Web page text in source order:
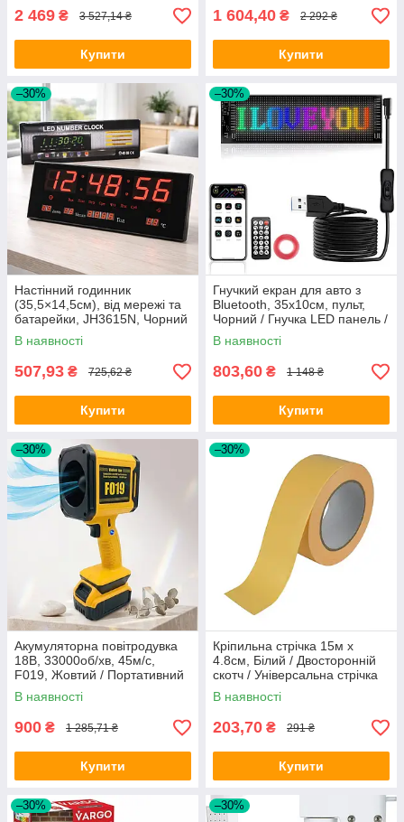
2 469 ₴ 3 527,14 ₴
Купити
1 604,40 ₴ 2 292 ₴
Купити
–30%
Настінний годинник
(35,5×14,5см), від мережі та
батарейки, JH3615N, Чорний
/ Електронний настільний
годинник
В наявності
507,93 ₴ 725,62 ₴
Купити
–30%
Гнучкий екран для авто з
Bluetooth, 35х10см, пульт,
Чорний / Гнучка LED панель /
Світлодіодна панель LED
В наявності
803,60 ₴ 1 148 ₴
Купити
–30%
Акумуляторна повітродувка
18В, 33000об/хв, 45м/с,
F019, Жовтий / Портативний
турбовентилятор / Ручний
повітродув акумуляторний
В наявності
900 ₴ 1 285,71 ₴
Купити
–30%
Кріпильна стрічка 15м х
4.8см, Білий / Двосторонній
скотч / Універсальна стрічка
липка
В наявності
203,70 ₴ 291 ₴
Купити
–30% –30%